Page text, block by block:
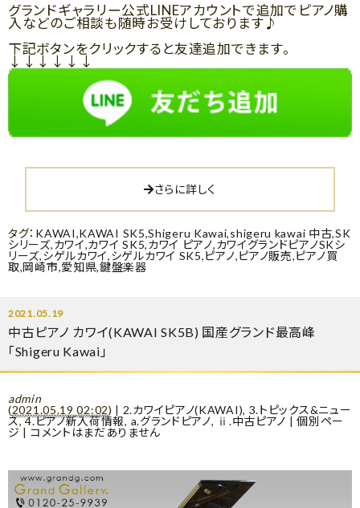
グランドギャラリー公式LINEアカウントで追加でピアノ購
入などのご相談も随時お受けしております♪
下記ボタンをクリックすると友達追加できます。
↓↓↓↓↓↓
さらに詳しく
タグ： KAWAI,KAWAI SK5,Shigeru Kawai,shigeru kawai 中古,SK
シリーズ,カワイ,カワイ SK5,カワイ ピアノ,カワイグランドピアノSKシ
リーズ,シゲルカワイ,シゲルカワイ SK5,ピアノ,ピアノ販売,ピアノ買
取,岡崎市,愛知県,鍵盤楽器
2021.05.19
中古ピアノ カワイ(KAWAI SK5B) 国産グランド最高峰
「Shigeru Kawai」
admin
(2021.05.19 02:02) | 2.カワイピアノ(KAWAI), 3.トピックス&ニュー
ス,4.ピアノ新入荷情報, a.グランドピアノ, ⅱ.中古ピアノ |個別ペー
ジ | コメントはまだありません